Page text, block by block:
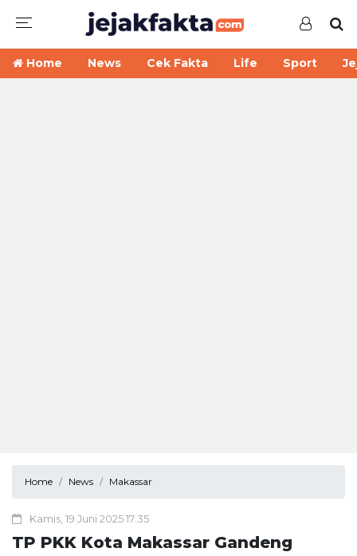
Home News Cek Fakta Life Sport
Home News Makassar
Kamis, 19 Juni 2025 17:35
TP PKK Kota Makassar Gandeng